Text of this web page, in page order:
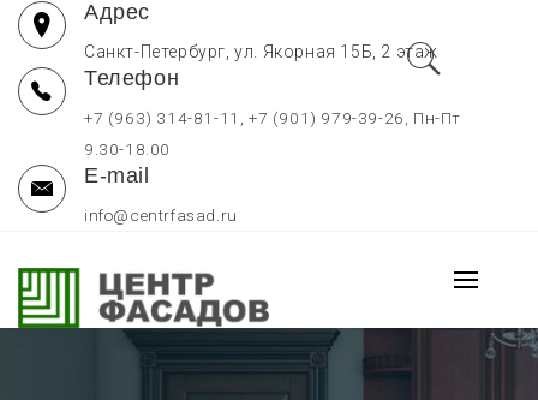
Перейти
содержимому
Адрес
Санкт-Петербург, ул. Якорная 15Б, 2 этаж
Телефон
+7 (963) 314-81-11, +7 (901) 979-39-26, Пн-Пт
9.30-18.00
E-mail
info@centrfasad.ru
ФАСАДЫ И КУХНИ НА ЗАКАЗ
В СПБ, СТОЛЕШНИЦЫ
Мебельные фасады на заказ отдельно, кухни на заказ в
Санкт-Петербурге, столешницы для кухни по низким ценам
Основное
меню